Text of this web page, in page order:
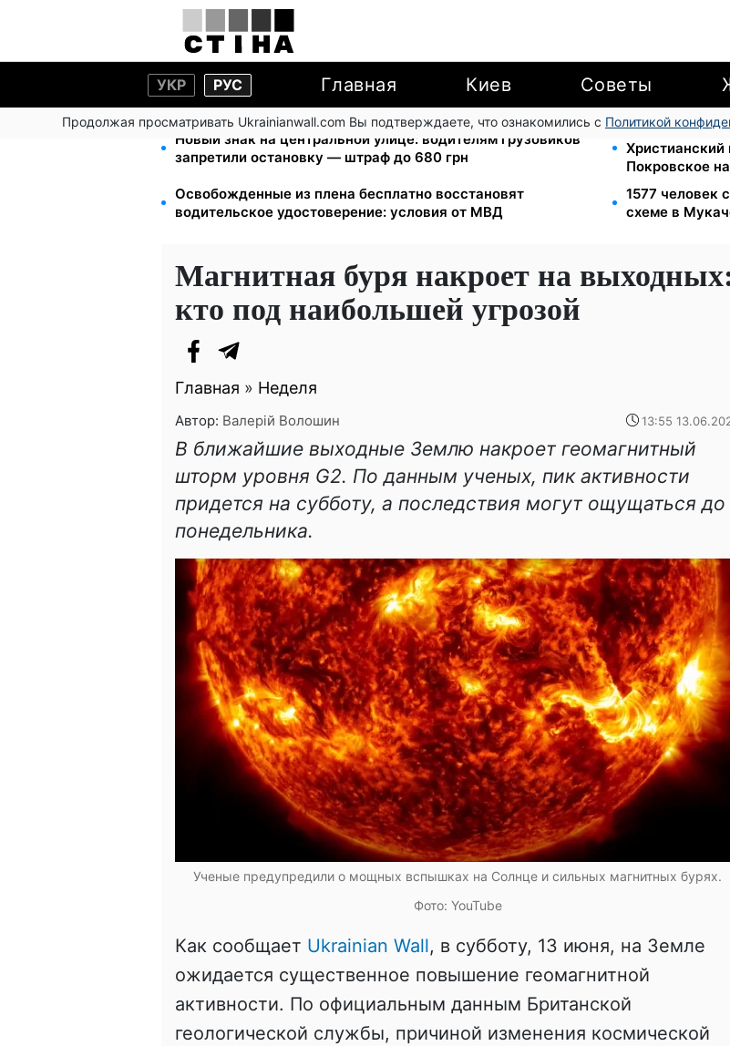
УКР РУС Главная Киев Советы
Продолжая просматривать Ukrainianwall.com Вы подтверждаете, что ознакомились с Политикой
Новый знак на центральной улице: водителям грузовиков
запретили остановку — штраф до 680 грн
Мавики,
Христианский
Покровское
Освобожденные из плена бесплатно восстановят
водительское удостоверение: условия от МВД
1577 человек
схеме в
Магнитная буря накроет на
кто под наибольшей угрозой
Главная » Неделя
Автор: Валерій Волошин 13:55
В ближайшие выходные Землю накроет геомагнитный
шторм уровня G2. По данным ученых, пик активности
придется на субботу, а последствия могут ощущаться до
понедельника.
Ученые предупредили о мощных вспышках на Солнце и сильных магнитных бурях.
Фото: YouTube
Как сообщает Ukrainian Wall, в субботу, 13 июня, на Земле
ожидается существенное повышение геомагнитной
активности. По официальным данным Британской
геологической службы, причиной изменения космической